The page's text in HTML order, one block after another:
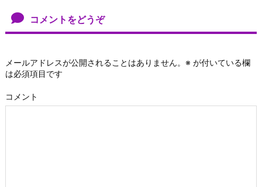
コメントをどうぞ
メールアドレスが公開されることはありません。 ※ が付いている欄
は必須項目です
コメント